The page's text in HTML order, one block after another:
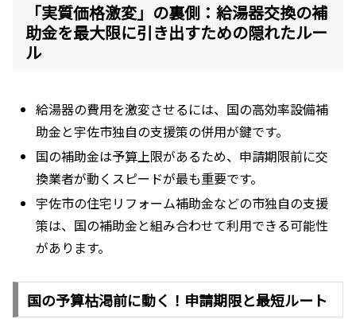
「実質価格激変」の裏側：給湯器交換の補
助金を最大限に引き出すための隠れたルー
ル
給湯器の費用を激変させるには、国の高効率設備補
助金と宇佐市独自の支援策の併用が鍵です。
国の補助金は予算上限があるため、申請期限前に交
換業者が動くスピードが最も重要です。
宇佐市の住宅リフォーム補助金などの市独自の支援
策は、国の補助金と組み合わせて利用できる可能性
があります。
国の予算枯渇前に動く！申請期限と最短ルート